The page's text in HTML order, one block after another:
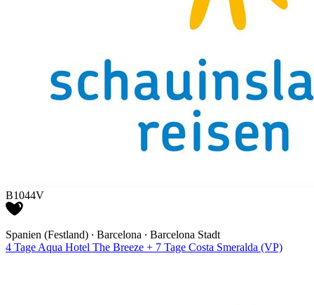
B1044V
Spanien (Festland) ∙ Barcelona ∙ Barcelona Stadt
4 Tage Aqua Hotel The Breeze + 7 Tage Costa Smeralda (VP)